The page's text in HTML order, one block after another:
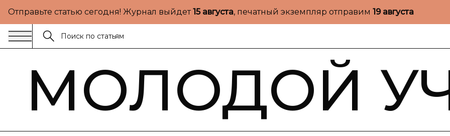
Отправьте статью сегодня! Журнал выйдет15 августа, печатный экземпляр отправим 19 августа
МОЛОДОЙ